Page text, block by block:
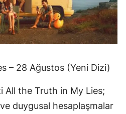
– 28 Ağustos (Yeni Dizi)
All the Truth in My Lies;
duygusal hesaplaşmalar